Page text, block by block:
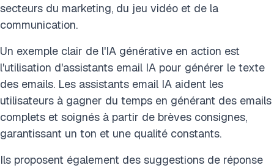
secteurs du marketing, du jeu vidéo et de la
communication.
Un exemple clair de l'IA générative en action est
l'utilisation d'assistants email IA pour générer le texte
des emails. Les assistants email IA aident les
utilisateurs à gagner du temps en générant des emails
complets et soignés à partir de brèves consignes,
garantissant un ton et une qualité constants.
Ils proposent également des suggestions de réponse